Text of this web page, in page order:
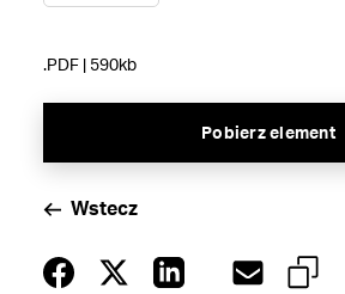
.PDF | 590kb
Pobierz element
Wstecz